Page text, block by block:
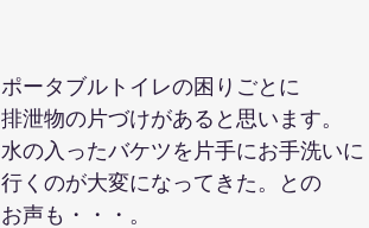
ポータブルトイレの困りごとに
排泄物の片づけがあると思います。
水の入ったバケツを片手にお手洗いに
行くのが大変になってきた。との
お声も・・・。